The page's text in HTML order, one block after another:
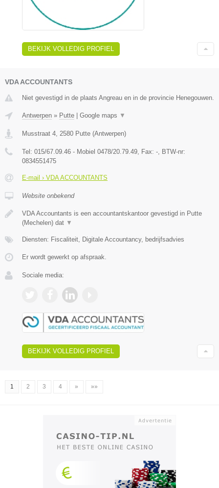
BEKIJK VOLLEDIG PROFIEL
VDA ACCOUNTANTS
Niet gevestigd in de plaats Angreau en in de provincie Henegouwen.
Antwerpen » Putte | Google maps ▼
Musstraat 4 2580 Putte (Antwerpen)
Tel: 015/67.09.46 - Mobiel 0478/20.79.49 , Fax: - , BTW-nr:
0834551475
E-mail › VDA ACCOUNTANTS
Website onbekend
VDA Accountants is een accountantskantoor gevestigd in Putte
(Mechelen) dat ▼
Diensten: Fiscaliteit, Digitale Accountancy, bedrijfsadvies
Er wordt gewerkt op afspraak.
Sociale media:
BEKIJK VOLLEDIG PROFIEL
1 2 3 4 » »»